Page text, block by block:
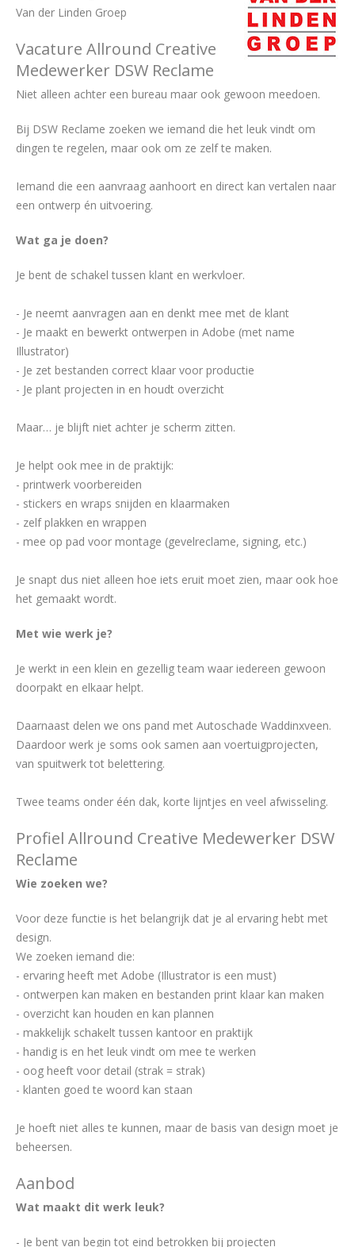
Van der Linden Groep
Vacature Allround Creative
Medewerker DSW Reclame
Niet alleen achter een bureau maar ook gewoon meedoen.
Bij DSW Reclame zoeken we iemand die het leuk vindt om
dingen te regelen, maar ook om ze zelf te maken.
Iemand die een aanvraag aanhoort en direct kan vertalen naar
een ontwerp én uitvoering.
Wat ga je doen?
Je bent de schakel tussen klant en werkvloer.
- Je neemt aanvragen aan en denkt mee met de klant
- Je maakt en bewerkt ontwerpen in Adobe (met name
Illustrator)
- Je zet bestanden correct klaar voor productie
- Je plant projecten in en houdt overzicht
Maar… je blijft niet achter je scherm zitten.
Je helpt ook mee in de praktijk:
- printwerk voorbereiden
- stickers en wraps snijden en klaarmaken
- zelf plakken en wrappen
- mee op pad voor montage (gevelreclame, signing, etc.)
Je snapt dus niet alleen hoe iets eruit moet zien, maar ook hoe
het gemaakt wordt.
Met wie werk je?
Je werkt in een klein en gezellig team waar iedereen gewoon
doorpakt en elkaar helpt.
Daarnaast delen we ons pand met Autoschade Waddinxveen.
Daardoor werk je soms ook samen aan voertuigprojecten,
van spuitwerk tot belettering.
Twee teams onder één dak, korte lijntjes en veel afwisseling.
Profiel Allround Creative Medewerker DSW
Reclame
Wie zoeken we?
Voor deze functie is het belangrijk dat je al ervaring hebt met
design.
We zoeken iemand die:
- ervaring heeft met Adobe (Illustrator is een must)
- ontwerpen kan maken en bestanden print klaar kan maken
- overzicht kan houden en kan plannen
- makkelijk schakelt tussen kantoor en praktijk
- handig is en het leuk vindt om mee te werken
- oog heeft voor detail (strak = strak)
- klanten goed te woord kan staan
Je hoeft niet alles te kunnen, maar de basis van design moet je
beheersen.
Aanbod
Wat maakt dit werk leuk?
- Je bent van begin tot eind betrokken bij projecten